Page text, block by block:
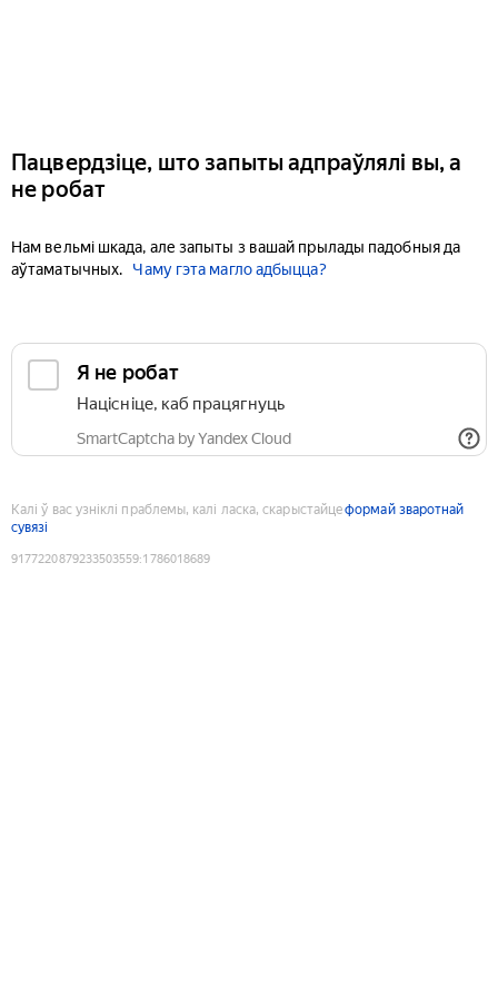
Пацвердзіце, што запыты адпраўлялі вы, а
не робат
Нам вельмі шкада, але запыты з вашай прылады падобныя да
аўтаматычных.
Чаму гэта магло адбыцца?
Я не робат
Націсніце, каб працягнуць
SmartCaptcha by Yandex Cloud
Калі ў вас узніклі праблемы, калі ласка, скарыстайцеформай зваротнай
сувязі
9177220879233503559:1786018689